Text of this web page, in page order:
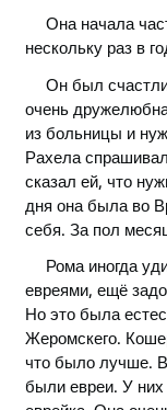
Она начала
нескольку раз в
Он был
очень
из больницы и
Рахела
сказал ей, что
дня она была во
себя. За пол
Рома иногда
евреями, ещё
Но это была
Жеромскего.
что было лучше.
были евреи. У